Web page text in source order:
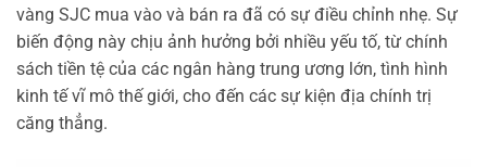
vàng SJC mua vào và bán ra đã có sự điều chỉnh nhẹ. Sự
biến động này chịu ảnh hưởng bởi nhiều yếu tố, từ chính
sách tiền tệ của các ngân hàng trung ương lớn, tình hình
kinh tế vĩ mô thế giới, cho đến các sự kiện địa chính trị
căng thẳng.